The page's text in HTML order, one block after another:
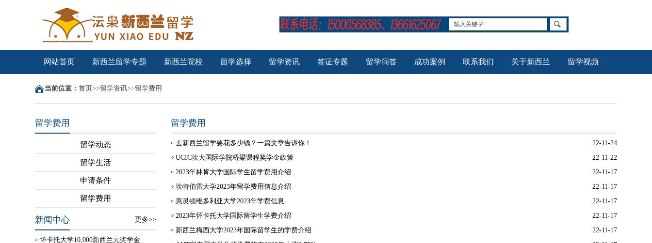
网站首页 新西兰留学专题 新西兰院校 留学选择 留学资讯 签证专题 留学问答 成功案例 联系我们 关于新西兰 留学视频
当前位置： 首页>>留学资讯>>留学费用
留学费用
留学动态
留学生活
申请条件
留学费用
新闻中心 更多>>
怀卡托大学10,000新西兰元奖学金
留学费用
22-11-24
去新西兰留学要花多少钱？一篇文章告诉你！
22-11-22
UCIC坎大国际学院桥梁课程奖学金政策
22-11-17
2023年林肯大学国际学生留学费用介绍
22-11-17
坎特伯雷大学2023年留学费用信息介绍
22-11-17
惠灵顿维多利亚大学2023年学费信息
22-11-17
2023年怀卡托大学国际留学生学费介绍
22-11-17
新西兰梅西大学2023年国际留学生的学费介绍